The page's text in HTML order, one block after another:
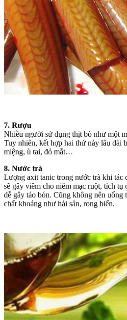
7. Rượu
Nhiều người sử dụng thịt bò như một
Tuy nhiên, kết hợp hai thứ này lâu dài
miệng, ù tai, đỏ mắt…
8. Nước trà
Lượng axit tanic trong nước trà khi tác
sẽ gây viêm cho niêm mạc ruột, tích tụ
dễ gây táo bón. Cũng không nên uống
chất khoáng như hải sản, rong biển.